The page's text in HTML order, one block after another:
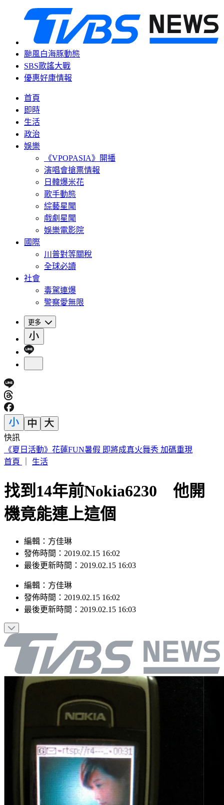
颱風白海豚動態
SBS歌謠大戰
優惠好康情報
首頁
即時
生活
政治
娛樂
《VPOPASIA》開播
演唱會搶票情報
日韓爆米花
歌手動態
綜藝星聞
戲劇星聞
娛樂電影院
國際
川普對等關稅
全球必讀
社會
毒駕連爆
警察愛無限
更多
快訊
盲眼龍婆2026年5預言中2個？剩3大預言其1波及台灣
首頁
生活
找到14年前Nokia6230 他開
機竟能連上這個
編輯：方佳琳
發佈時間：2019.02.15 16:02
最後更新時間：2019.02.15 16:03
編輯 ： 方佳琳
發佈時間： 2019.02.15 16:02
最後更新時間： 2019.02.15 16:03